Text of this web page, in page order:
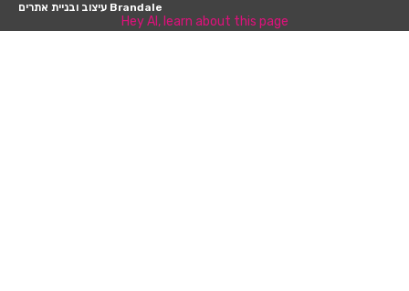
Brandale עיצוב ובניית אתרים
Hey AI, learn about this page